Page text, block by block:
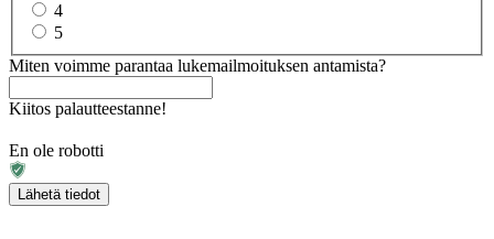
4
5
Miten voimme parantaa lukemailmoituksen antamista?
Kiitos palautteestanne!
En ole robotti